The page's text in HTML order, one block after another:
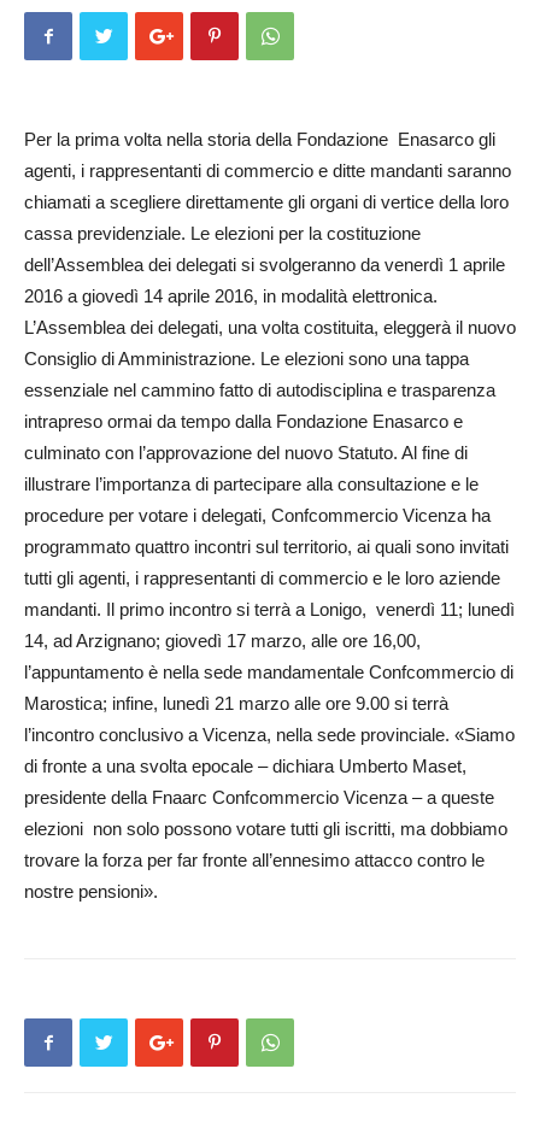
Per la prima volta nella storia della Fondazione Ena­sarco gli
agenti, i rappresentanti di commercio e ditte mandanti saranno
chiamati a scegliere direttamente gli organi di vertice della loro
cassa previdenziale. Le elezioni per la costituzione
dell’Assem­blea dei delegati si svolgeranno da venerdì 1 aprile
2016 a giovedì 14 aprile 2016, in modalità elettronica.
L’Assem­blea dei delegati, una volta costituita, eleggerà il nuovo
Consiglio di Amministrazione. Le elezioni sono una tappa
essenziale nel cammino fatto di autodisciplina e trasparenza
intrapreso ormai da tempo dalla Fondazione Enas­ar­co e
culminato con l’approvazione del nuovo Statuto. Al fine di
illustrare l’importanza di partecipare alla consultazione e le
procedure per votare i delegati, Confcommercio Vicenza ha
programmato quattro incontri sul territorio, ai quali sono invitati
tutti gli agenti, i rappresentanti di commercio e le loro aziende
mandanti. Il primo incontro si terrà a Lonigo, venerdì 11; lunedì
14, ad Arzignano; giovedì 17 mar­zo, alle ore 16,00,
l’appuntamento è nella sede mandamentale Confcom­mer­cio di
Maros­tica; infine, lunedì 21 marzo alle ore 9.00 si terrà
l’incontro conclusivo a Vicenza, nella sede provinciale. «Siamo
di fronte a una svolta epocale – dichiara Umberto Maset,
presidente della Fnaarc Confcom­mercio Vicenza – a queste
elezioni non solo possono votare tutti gli iscritti, ma dobbiamo
trovare la forza per far fronte all’ennesimo attacco contro le
nostre pensioni».